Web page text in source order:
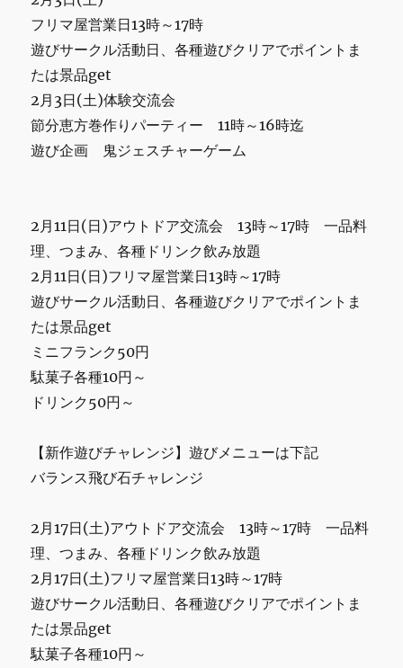
す
に
フリマ屋営業日13時～17時
遊びサークル活動日、各種遊びクリアでポイントま
たは景品get
2月3日(土)体験交流会
節分恵方巻作りパーティー 11時～16時迄
遊び企画 鬼ジェスチャーゲーム
2月11日(日)アウトドア交流会 13時～17時 一品料
理、つまみ、各種ドリンク飲み放題
2月11日(日)フリマ屋営業日13時～17時
遊びサークル活動日、各種遊びクリアでポイントま
たは景品get
ミニフランク50円
駄菓子各種10円～
ドリンク50円～
【新作遊びチャレンジ】遊びメニューは下記
バランス飛び石チャレンジ
2月17日(土)アウトドア交流会 13時～17時 一品料
理、つまみ、各種ドリンク飲み放題
2月17日(土)フリマ屋営業日13時～17時
遊びサークル活動日、各種遊びクリアでポイントま
たは景品get
駄菓子各種10円～